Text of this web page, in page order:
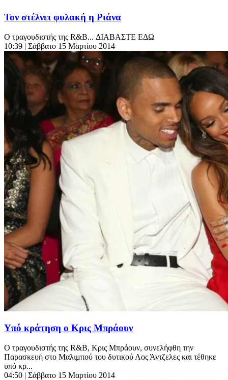
Τον στέλνει φυλακή η Ριάνα
Ο τραγουδιστής της R&B... ΔΙΑΒΑΣΤΕ ΕΔΩ
10:39 | Σάββατο 15 Μαρτίου 2014
Υπό κράτηση ο Κρις Μπράουν
Ο τραγουδιστής της R&B, Κρις Μπράουν, συνελήφθη την
Παρασκευή στο Μαλιμπού του δυτικού Λος Άντζελες και τέθηκε
υπό κρ...
04:50 | Σάββατο 15 Μαρτίου 2014